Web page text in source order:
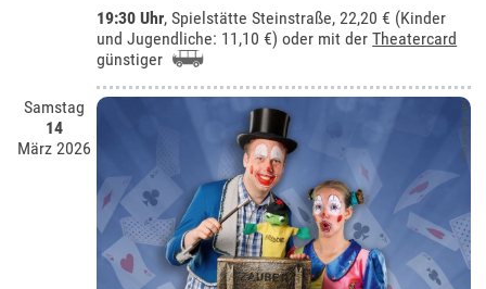
19:30 Uhr, Spielstätte Steinstraße, 22,20 € (Kinder
und Jugendliche: 11,10 €) oder mit derTheatercard
günstiger
Samstag
14
März 2026